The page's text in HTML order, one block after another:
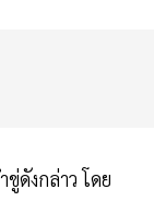
ดังกล่าว โดย